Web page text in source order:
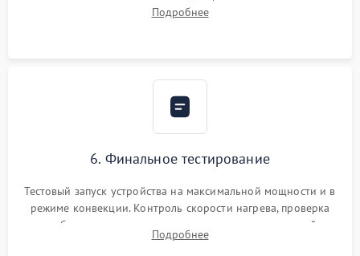
Надежная фиксация клемм и сборка корпуса шкафа.
Подробнее
6. Финальное тестирование
Тестовый запуск устройства на максимальной мощности и в
режиме конвекции. Контроль скорости нагрева, проверка
срабатывания термостата при достижении заданной
температуры и тест на отсутствие утечек тока.
Подробнее